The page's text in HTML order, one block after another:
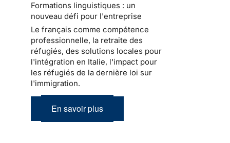
Formations linguistiques : un
nouveau défi pour l'entreprise
Le français comme compétence
professionnelle, la retraite des
réfugiés, des solutions locales pour
l'intégration en Italie, l'impact pour
les réfugiés de la dernière loi sur
l'immigration.
En savoir plus